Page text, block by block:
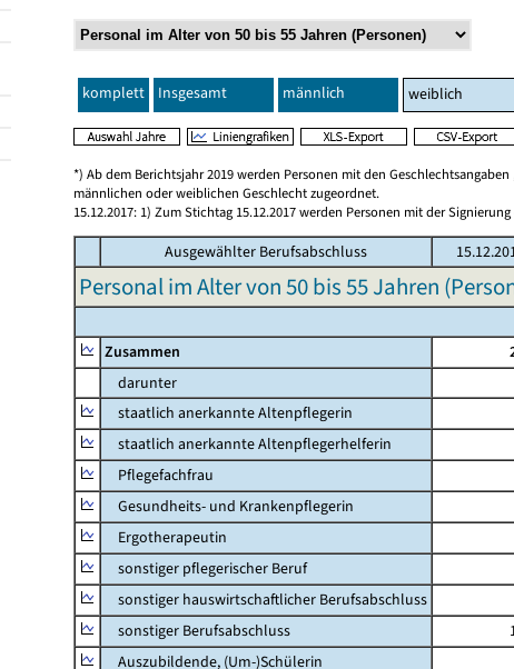
komplett Insgesamt männlich weiblich
*) Ab dem Berichtsjahr 2019 werden Personen mit den
männlichen oder weiblichen Geschlecht zugeordnet.
15.12.2017: 1) Zum Stichtag 15.12.2017 werden Personen mit der
Ausgewählter Berufsabschluss
Personal im Alter von 50 bis 55 Jahren
Zusammen
darunter
staatlich anerkannte Altenpflegerin
staatlich anerkannte Altenpflegerhelferin
Pflegefachfrau
Gesundheits- und Krankenpflegerin
Ergotherapeutin
sonstiger pflegerischer Beruf
sonstiger hauswirtschaftlicher Berufsabschluss
sonstiger Berufsabschluss
Auszubildende, (Um-)Schülerin